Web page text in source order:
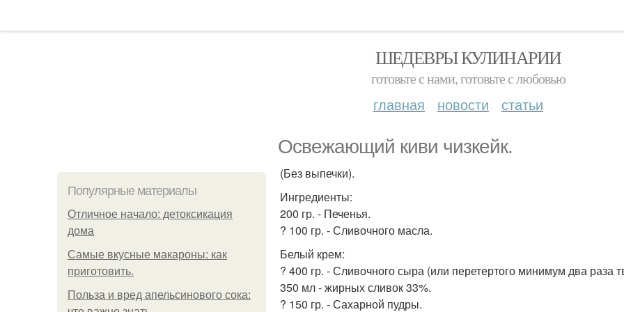
ШЕДЕВРЫ КУЛИНАРИИ
готовьте с нами, готовьте с любовью
главная новости статьи
Освежающий киви чизкейк.
Популярные материалы
Отличное начало: детоксикация
дома
Самые вкусные макароны: как
приготовить.
Польза и вред апельсинового сока:
(Без выпечки).
Ингредиенты:
200 гр. - Печенья.
? 100 гр. - Сливочного масла.
Белый крем:
? 400 гр. - Сливочного сыра (или перетертого минимум два раза
350 мл - жирных сливок 33%.
? 150 гр. - Сахарной пудры.